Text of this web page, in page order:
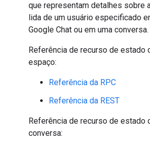
que representam detalhes sobre
lida de um usuário especificado
Google Chat ou em uma conversa.
Referência de recurso de estado
espaço:
Referência da RPC
Referência da REST
Referência de recurso de estado
conversa: